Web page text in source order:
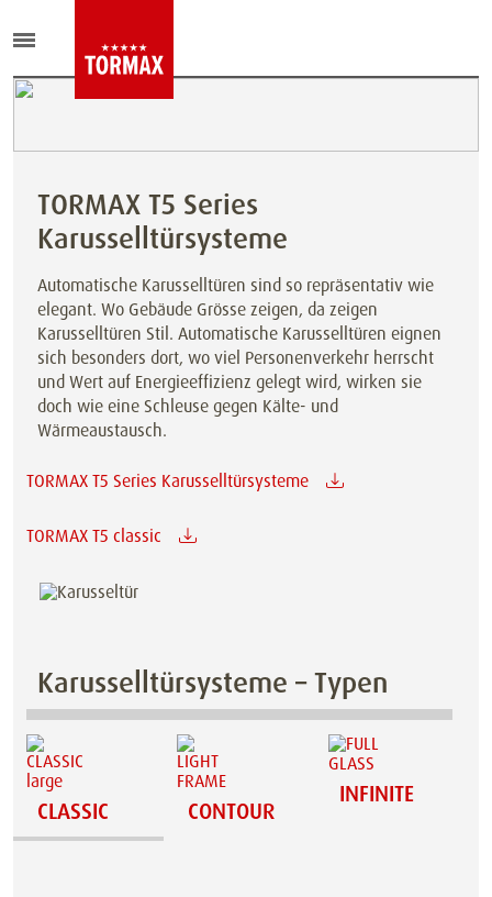
TORMAX T5 Series
Karusselltürsysteme
Automatische Karusselltüren sind so repräsentativ wie
elegant. Wo Gebäude Grösse zeigen, da zeigen
Karusselltüren Stil. Automatische Karusselltüren eignen
sich besonders dort, wo viel Personenverkehr herrscht
und Wert auf Energieeffizienz gelegt wird, wirken sie
doch wie eine Schleuse gegen Kälte- und
Wärmeaustausch.
TORMAX T5 Series Karusselltürsysteme
TORMAX T5 classic
Karusselltürsysteme – Typen
CLASSIC CONTOUR
INFINITE